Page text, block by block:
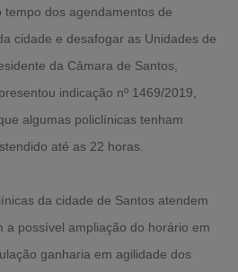
tempo dos agendamentos de
cidade e desafogar as Unidades de
da Câmara de Santos,
indicação nº 1469/2019,
algumas policlínicas tenham
até as 22 horas.
da cidade de Santos atendem
a possível ampliação do horário em
ganharia em agilidade dos